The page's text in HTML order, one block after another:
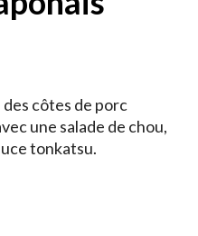
côtes de porc
une salade de chou,
tonkatsu.